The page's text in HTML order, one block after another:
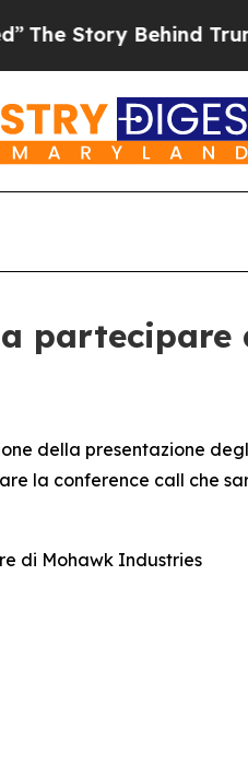
Story Behind Trump’s
partecipare
della presentazione
la conference call che
di Mohawk Industries